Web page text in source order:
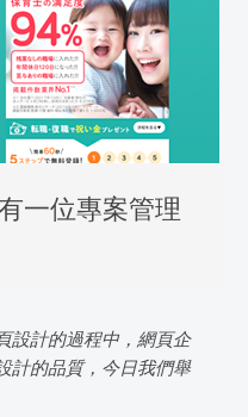
一位專案管理
設計的過程中，網頁企
計的品質，今日我們舉